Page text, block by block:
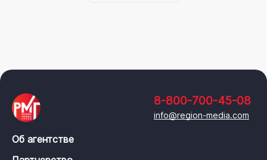
8-800-700-45-08
info@region-media.com
Об агентстве